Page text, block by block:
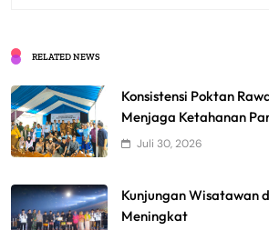
RELATED NEWS
Konsistensi Poktan
Menjaga Ketahanan
Juli 30, 2026
Kunjungan Wisatawan
Meningkat